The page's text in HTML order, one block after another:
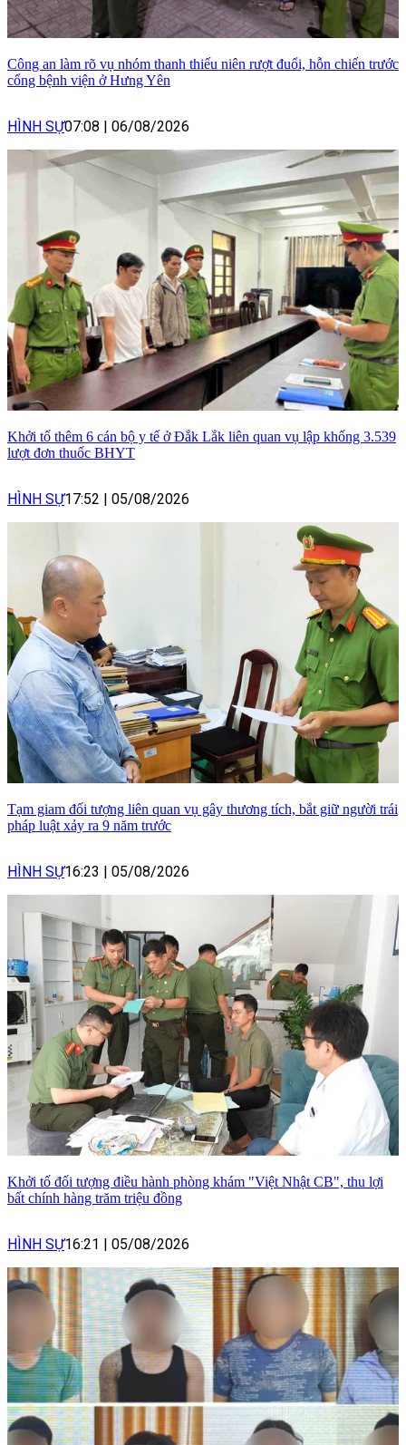
Công an làm rõ vụ nhóm thanh thiếu niên rượt đuổi, hỗn chiến trước
cổng bệnh viện ở Hưng Yên
HÌNH SỰ07:08 06/08/2026
Khởi tố thêm 6 cán bộ y tế ở Đắk Lắk liên quan vụ lập khống 3.539
lượt đơn thuốc BHYT
HÌNH SỰ17:52 05/08/2026
Tạm giam đối tượng liên quan vụ gây thương tích, bắt giữ người trái
pháp luật xảy ra 9 năm trước
HÌNH SỰ16:23 05/08/2026
Khởi tố đối tượng điều hành phòng khám "Việt Nhật CB", thu lợi
bất chính hàng trăm triệu đồng
HÌNH SỰ16:21 05/08/2026